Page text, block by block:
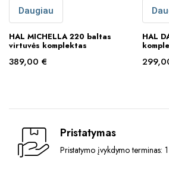
Daugiau
HAL MICHELLA 220 baltas
virtuvės komplektas
389,00 €
HAL
Pristatymas
Pristatymo įvykdymo terminas: